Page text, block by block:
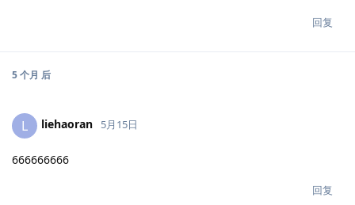
回复
5 个月 后
L liehaoran 5月15日
666666666
回复